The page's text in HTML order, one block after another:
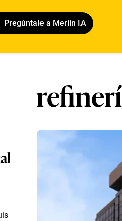
Pregúntale a Merlín IA